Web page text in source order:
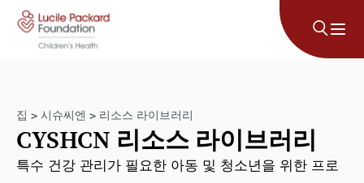
콘텐츠로 건너뛰기
집 > 시슈씨엔 > 리소스 라이브러리
CYSHCN 리소스 라이브러리
특수 건강 관리가 필요한 아동 및 청소년을 위한 프로